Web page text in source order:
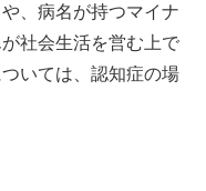
、病名が持つマイナ
社会生活を営む上で
いては、認知症の場